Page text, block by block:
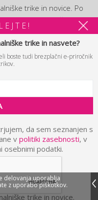
trike in novice. Po
e-priročnik
| Politika zasebnosti in
delovanja uporablja
z uporabo piškotkov.
trike in nasvete?
boste tudi brezplačni e-priročnik
da sem seznanjen s
vpolitiki zasebnosti, v
osebnimi podatki.
trike in novice.